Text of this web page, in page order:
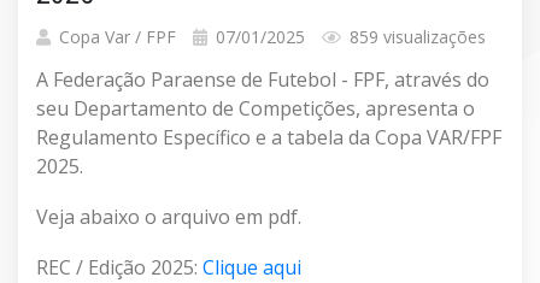
Copa Var / FPF 07/01/2025 859 visualizações
A Federação Paraense de Futebol - FPF, através do
seu Departamento de Competições, apresenta o
Regulamento Específico e a tabela da Copa VAR/FPF
2025.
Veja abaixo o arquivo em pdf.
REC / Edição 2025: Clique aqui